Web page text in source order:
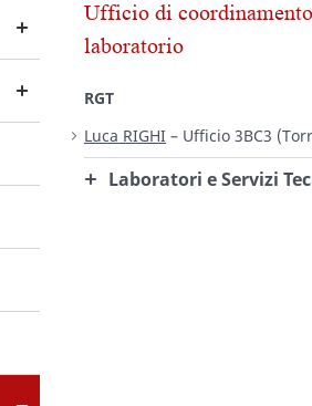
Ufficio di
laboratorio
RGT
Luca RIGHI – Ufficio 3BC3
Laboratori e Servizi